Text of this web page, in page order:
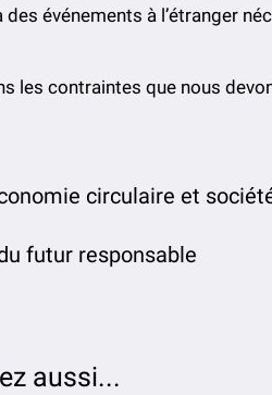
événements à l’étranger
les contraintes que nous
circulaire et
futur responsable
aussi...